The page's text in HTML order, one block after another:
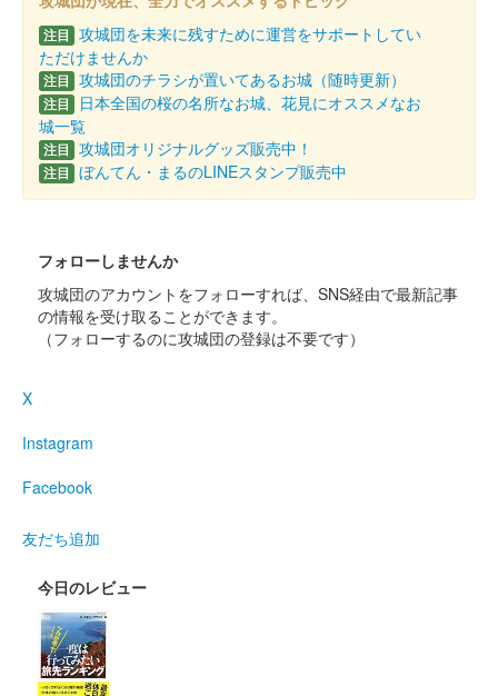
全国山城サミット
恵那大会限定版
配布終了
2022年10月23日、全国山城サミット恵那大会の2日目、明智会場
の豊田ブースにて無料配布された。右下に牧野氏の家紋三ツ柏の
スタンプが追加されている。2025年3月1日と2日に開催された
「にっ……
吉田城 御城印
販売終了
文字は豊橋のデザイン書道家・鈴木愛さんが揮毫。2022年3月26
定。すべてナンバリング入り。
吉田城 御城印
定。
今橋城（吉田城） 御城印
町村協議会30周年記念イベント版
注目 攻城団を未来に残すために運営をサポートしてい
ただけませんか
注目 攻城団のチラシが置いてあるお城（随時更新）
注目
日本全国の桜の名所なお城、花見にオススメなお
城一覧
注目 攻城団オリジナルグッズ販売中！
注目 ぼんてん・まるのLINEスタンプ販売中
フォローしませんか
攻城団のアカウントをフォローすれば、SNS経由で最新記事
の情報を受け取ることができます。
（フォローするのに攻城団の登録は不要です）
X
Instagram
Facebook
友だち追加
今日のレビュー